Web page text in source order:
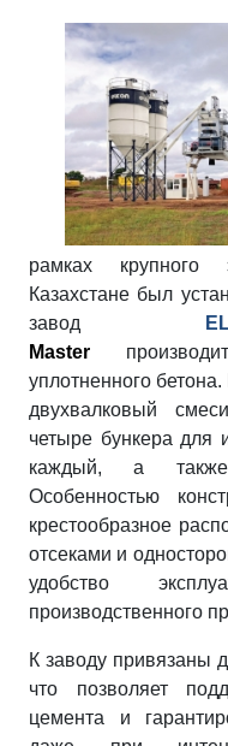
рамках крупного
Казахстане был
завод
Master
уплотненного
двухвалковый
четыре бункера для
каждый, а также
Особенностью
крестообразное
отсеками и
удобство
производственного
К заводу привязаны
что позволяет
цемента и